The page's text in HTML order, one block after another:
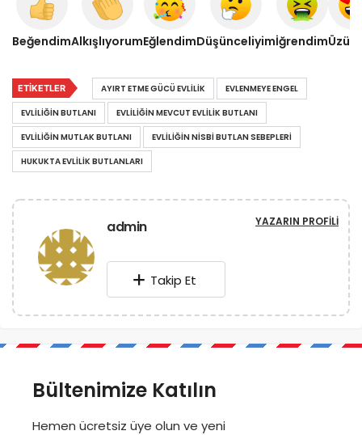
BeğendimAlkışlıyorumEğlendimDüşünceliyimİğrendim
ETIKETLER AYIRT ETME GÜCÜ EVLILIK
EVLENMEYE ENGEL
EVLILIĞIN BUTLANI
EVLILIĞIN MEVCUT EVLILIK BUTLANI
EVLILIĞIN MUTLAK BUTLANI
EVLILIĞIN NISBI BUTLAN SEBEPLERI
HUKUKTA EVLILIK BUTLANLARI
admin YAZARIN PROFILI
Takip Et
Bültenimize Katılın
Hemen ücretsiz üye olun ve yeni